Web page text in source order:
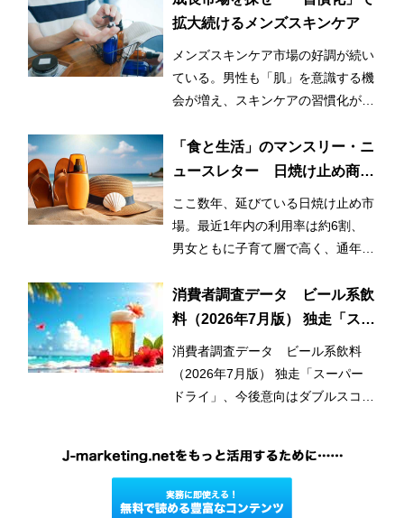
拡大続けるメンズスキンケア
メンズスキンケア市場の好調が続い
ている。男性も「肌」を意識する機
会が増え、スキンケアの習慣化が始
「食と生活」のマンスリー・ニ
ュースレター 日焼け止め商品
の利用率が3割増！ 日常的かつ
早期化・長期化する日焼け止め
市場
ここ数年、延びている日焼け止め市
場。最近1年内の利用率は約6割、
男女ともに子育て層で高く、通年利
とつの要因となっている。
消費者調査データ ビール系飲
料（2026年7月版） 独走「スー
パードライ」、今後意向はダブ
ルスコアに
消費者調査データ ビール系飲料
（2026年7月版） 独走「スーパー
ドライ」、今後意向はダブルスコア